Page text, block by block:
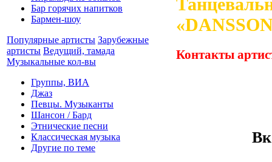
Бар горячих напитков
Бармен-шоу
Популярные артисты Зарубежные
артисты Ведущий, тамада
Музыкальные кол-вы
Группы, ВИА
Джаз
Певцы. Музыканты
Шансон / Бард
Этнические песни
Классическая музыка
Другие по теме
Контакты